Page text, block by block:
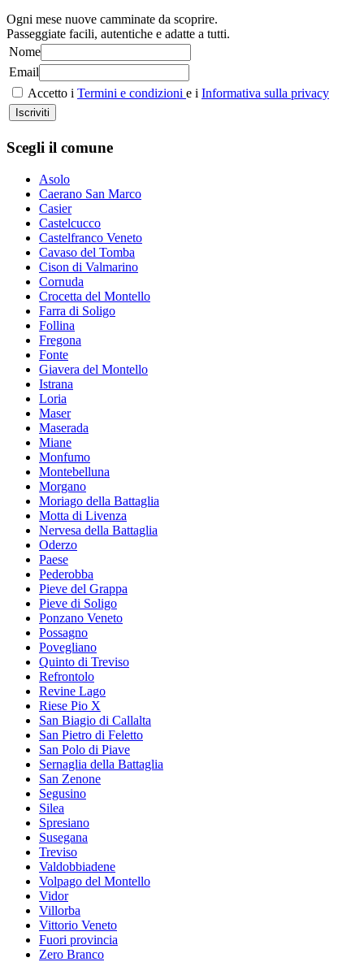
Ogni mese nuove camminate da scoprire.
Passeggiate facili, autentiche e adatte a tutti.
Nome
Email
Accetto i Termini e condizioni e i Informativa sulla privacy
Iscriviti
Scegli il comune
Asolo
Caerano San Marco
Casier
Castelcucco
Castelfranco Veneto
Cavaso del Tomba
Cison di Valmarino
Cornuda
Crocetta del Montello
Farra di Soligo
Follina
Fregona
Fonte
Giavera del Montello
Istrana
Loria
Maser
Maserada
Miane
Monfumo
Montebelluna
Morgano
Moriago della Battaglia
Motta di Livenza
Nervesa della Battaglia
Oderzo
Paese
Pederobba
Pieve del Grappa
Pieve di Soligo
Ponzano Veneto
Possagno
Povegliano
Quinto di Treviso
Refrontolo
Revine Lago
Riese Pio X
San Biagio di Callalta
San Pietro di Feletto
San Polo di Piave
Sernaglia della Battaglia
San Zenone
Segusino
Silea
Spresiano
Susegana
Treviso
Valdobbiadene
Volpago del Montello
Vidor
Villorba
Vittorio Veneto
Fuori provincia
Zero Branco